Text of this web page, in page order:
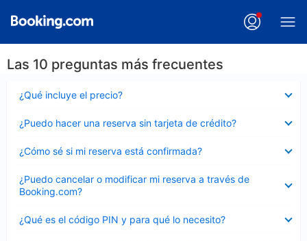
Las 10 preguntas más frecuentes
¿Qué incluye el precio?
cerrado
¿Puedo hacer una reserva sin tarjeta de crédito?
cerrado
¿Cómo sé si mi reserva está confirmada?
cerrado
¿Puedo cancelar o modificar mi reserva a través de
Booking.com?
cerrado
¿Qué es el código PIN y para qué lo necesito?
cerrado